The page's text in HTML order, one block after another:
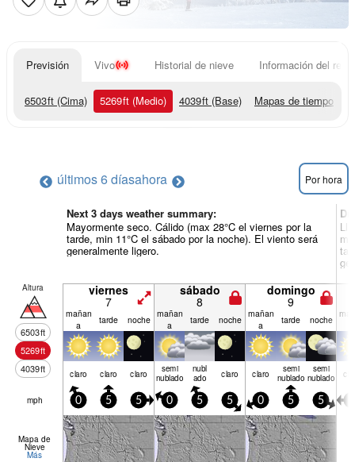
Previsión Vivo Historial de nieve Información del
6503ft (Cima) 5269ft (Medio) 4039ft (Base) Mapas de tiempo
últimos 6 díasahora Por hora
Next 3 days weather summary:
Mayormente seco. Cálido (max 28°C el viernes por la
tarde, min 11°C el sábado por la noche). El viento será
generalmente ligero.
Altura
6503ft
5269ft
4039ft
viernes
7
sábado
8
domingo
9
mañan
a
tarde noche mañan
a
tarde noche mañan
a
tarde noche
claro claro claro semi
nublado
nubl
ado claro claro semi
nublado
semi
nublado
mph 0 5 5 0 5 5 0 5 5
Mapa de
Nieve
Más